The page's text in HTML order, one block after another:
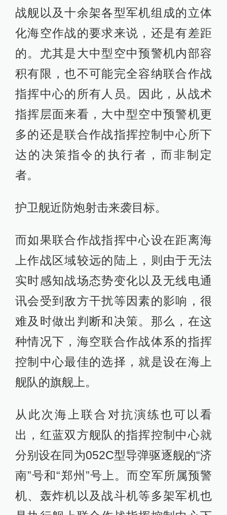
战舰以及十余架各型军机组成的立体
化海空作战的要求来说，还是有差距
的。尤其是大中型空中预警机内部容
积有限，也不可能完全容纳联合作战
指挥中心的所有人员。因此，从战术
指挥层面来看，大中型空中预警机更
多的还是联合作战指挥控制中心所下
达的决策指令的执行者，而非制定
者。
护卫舰近防炮射击来袭目标。
而如果联合作战指挥中心设在距离海
上作战区域较远的陆上，则由于无法
实时感知战场态势变化以及无线电通
讯会受到敌方干扰等因素的影响，很
难及时做出判断和决策。那么，在这
种情况下，海空联合作战体系的指挥
控制中心最佳的选择，就是设在海上
舰队的旗舰上。
从此次海上联合对抗演练也可以看
出，红蓝双方舰队的指挥控制中心就
分别设在同为052C型导弹驱逐舰的“济
南”号和“郑州”号上。而空军所属预警
机、轰炸机以及战斗机等多架军机也